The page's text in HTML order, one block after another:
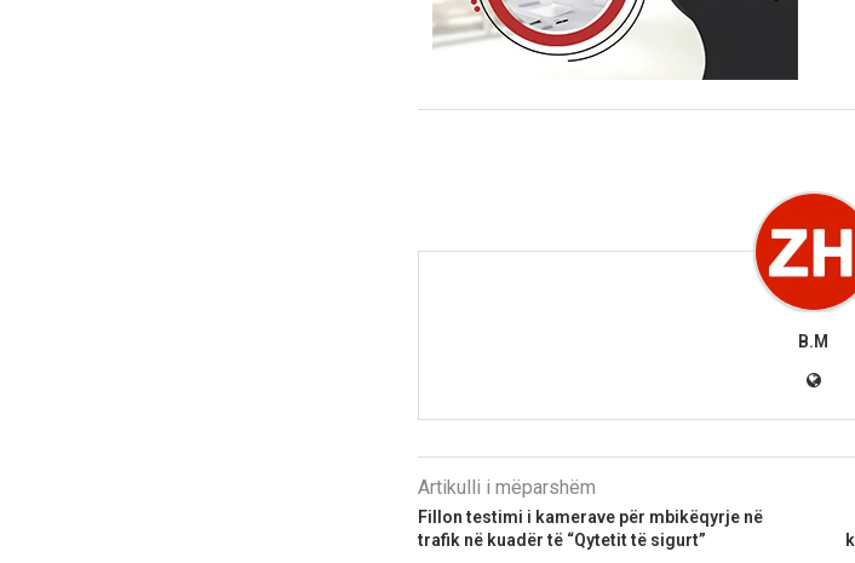
B.M
Artikulli i mëparshëm
Fillon testimi i kamerave për mbikëqyrje në
trafik në kuadër të “Qytetit të sigurt”